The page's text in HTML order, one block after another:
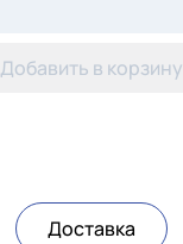
Добавить в корзину
Доставка